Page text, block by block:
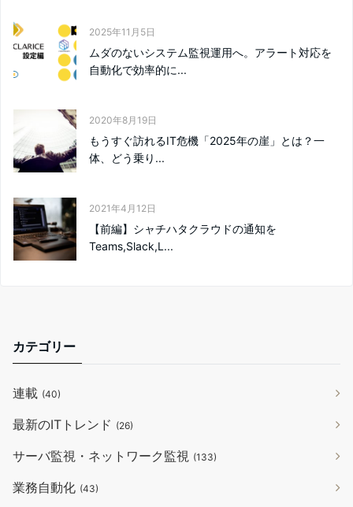
2025年11月5日
ムダのないシステム監視運用へ。アラート対応を
自動化で効率的に...
2020年8月19日
もうすぐ訪れるIT危機「2025年の崖」とは？一
体、どう乗り...
2021年4月12日
【前編】シャチハタクラウドの通知を
Teams,Slack,L...
カテゴリー
連載 (40)
最新のITトレンド (26)
サーバ監視・ネットワーク監視 (133)
業務自動化 (43)